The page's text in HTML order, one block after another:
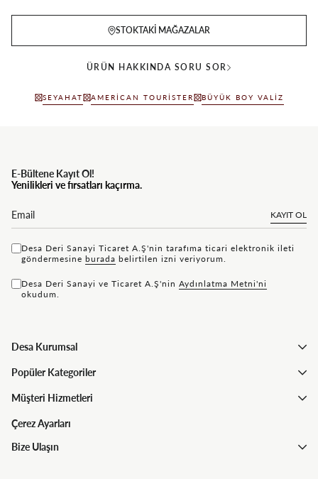
STOKTAKI MAĞAZALAR
ÜRÜN HAKKINDA SORU SOR
SEYAHAT AMERICAN TOURISTER BÜYÜK BOY VALIZ
E-Bültene Kayıt Ol!
Yenilikleri ve fırsatları kaçırma.
KAYIT OL
Desa Deri Sanayi Ticaret A.Ş'nin tarafıma ticari elektronik ileti
göndermesine bu rada belirtilen izni veriyorum.
Desa Deri Sanayi ve Ticaret A.Ş'nin Aydınlatma Metni'ni
okudum.
Desa Kurumsal
Popüler Kategoriler
Müşteri Hizmetleri
Çerez Ayarları
Bize Ulaşın